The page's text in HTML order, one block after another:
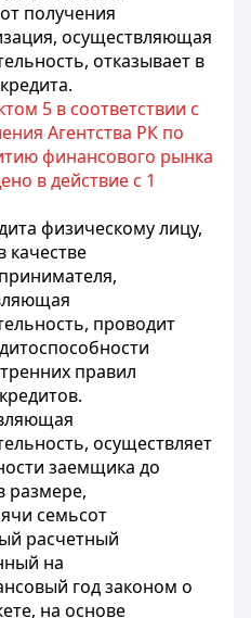
получения
осуществляющая
отказывает в
5 в соответствии с
Агентства РК по
финансового рынка
в действие с 1
физическому лицу,
качестве
проводит
правил
осуществляет
заемщика до
размере,
семьсот
расчетный
на
год законом о
на основе